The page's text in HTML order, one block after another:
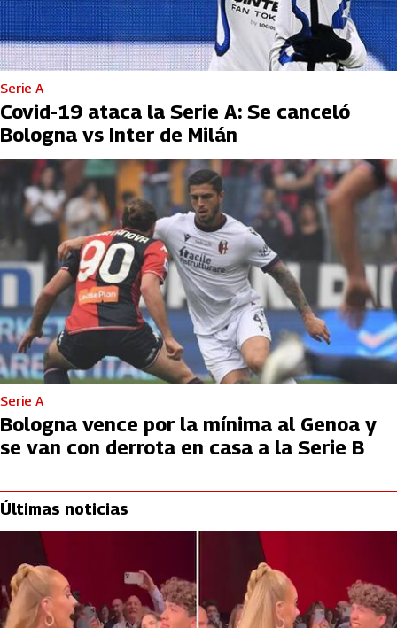
Serie A
Covid-19 ataca la Serie A: Se canceló
Bologna vs Inter de Milán
Serie A
Bologna vence por la mínima al Genoa y
se van con derrota en casa a la Serie B
Últimas noticias